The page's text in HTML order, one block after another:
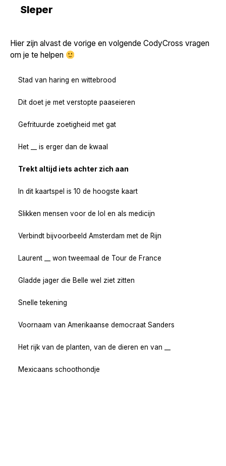
Sleper
Hier zijn alvast de vorige en volgende CodyCross vragen
om je te helpen
Stad van haring en wittebrood
Dit doet je met verstopte paaseieren
Gefrituurde zoetigheid met gat
Het __ is erger dan de kwaal
Trekt altijd iets achter zich aan
In dit kaartspel is 10 de hoogste kaart
Slikken mensen voor de lol en als medicijn
Verbindt bijvoorbeeld Amsterdam met de Rijn
Laurent __ won tweemaal de Tour de France
Gladde jager die Belle wel ziet zitten
Snelle tekening
Voornaam van Amerikaanse democraat Sanders
Het rijk van de planten, van de dieren en van __
Mexicaans schoothondje